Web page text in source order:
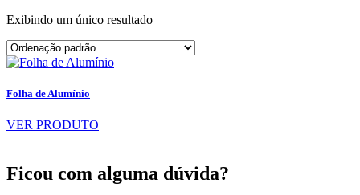
Exibindo um único resultado
Folha de Alumínio
VER PRODUTO
Ficou com alguma dúvida?